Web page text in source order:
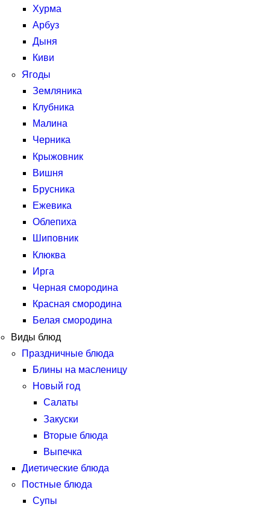
Хурма
Арбуз
Дыня
Киви
Ягоды
Земляника
Клубника
Малина
Черника
Крыжовник
Вишня
Брусника
Ежевика
Облепиха
Шиповник
Клюква
Ирга
Черная смородина
Красная смородина
Белая смородина
Виды блюд
Праздничные блюда
Блины на масленицу
Новый год
Салаты
Закуски
Вторые блюда
Выпечка
Диетические блюда
Постные блюда
Супы